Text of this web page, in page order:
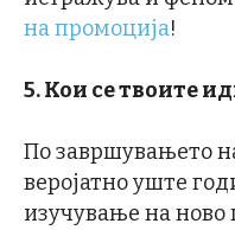
на промоција!
5. Кои се твоите
По завршувањето
веројатно уште
изучување на ново